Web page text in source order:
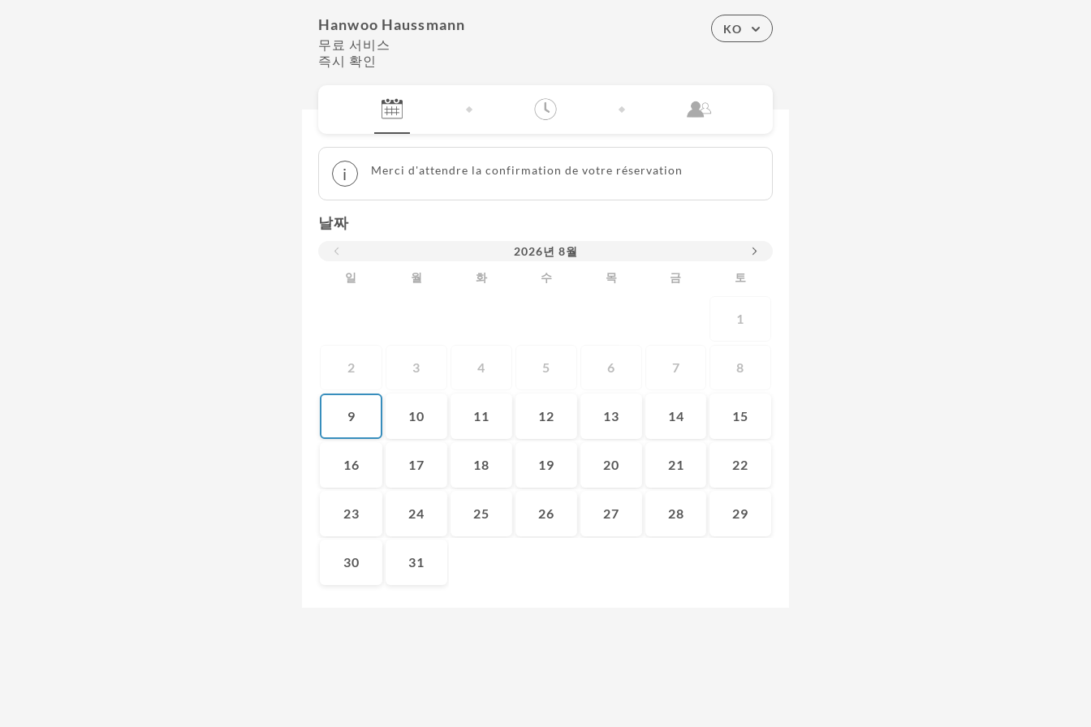
Hanwoo Haussmann
무료 서비스
즉시 확인
KO
i Merci d'attendre la confirmation de votre réservation
날짜
2026년 8월
일
월 화 수 목 금 토
1
2 3 4 5 6 7 8
9 10 11 12 13 14 15
16 17 18 19 20 21 22
23 24 25 26 27 28 29
30 31